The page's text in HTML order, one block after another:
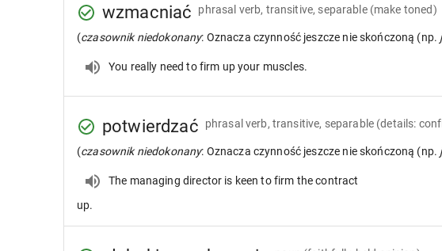
wzmacniać phrasal verb, transitive, separable (make toned)
(czasownik niedokonany: Oznacza czynność jeszcze nie skończoną (np.
You really need to firm up your muscles.
potwierdzać phrasal verb, transitive, separable (details:
(czasownik niedokonany: Oznacza czynność jeszcze nie skończoną (np.
The managing director is keen to firm the contract
up.